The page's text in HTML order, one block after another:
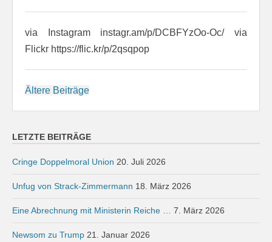
via Instagram instagr.am/p/DCBFYzOo-Oc/ via
Flickr https://flic.kr/p/2qsqpop
Beitragsnavigation
Ältere Beiträge
LETZTE BEITRÄGE
Cringe Doppelmoral Union 20. Juli 2026
Unfug von Strack-Zimmermann 18. März 2026
Eine Abrechnung mit Ministerin Reiche … 7. März 2026
Newsom zu Trump 21. Januar 2026